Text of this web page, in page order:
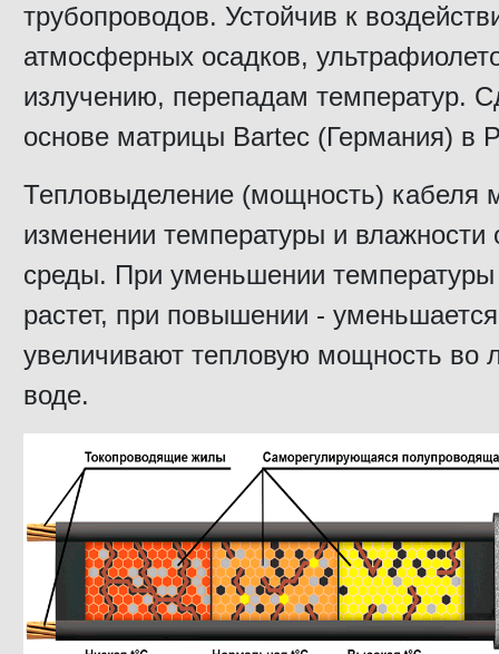
трубопроводов. Устойчив к
атмосферных осадков,
излучению, перепадам температур.
основе матрицы Bartec (Германия) в
Тепловыделение (мощность) кабеля
изменении температуры и
среды. При уменьшении
растет, при повышении -
увеличивают тепловую мощность во
воде.